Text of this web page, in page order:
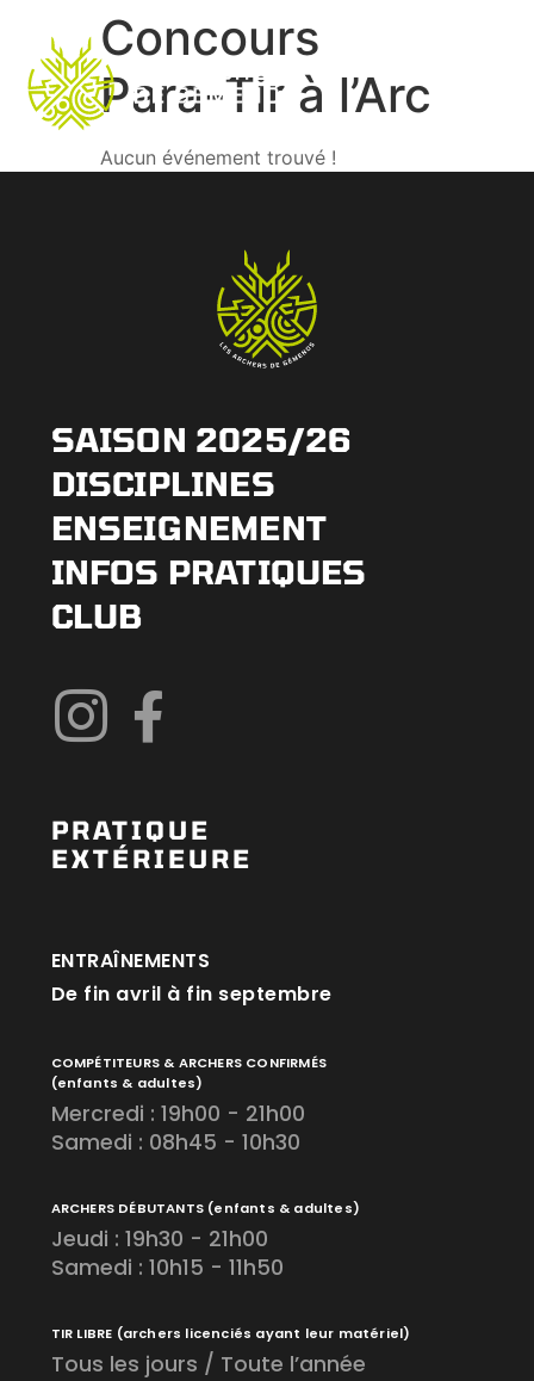
Concours
Para-Tir à l’Arc
Aucun événement trouvé !
SAISON 2025/26
DISCIPLINES
ENSEIGNEMENT
INFOS PRATIQUES
CLUB
PRATIQUE
EXTÉRIEURE
ENTRAÎNEMENTS
De fin avril à fin septembre
COMPÉTITEURS & ARCHERS CONFIRMÉS
(enfants & adultes)
Mercredi : 19h00 - 21h00
Samedi : 08h45 - 10h30
ARCHERS DÉBUTANTS (enfants & adultes)
Jeudi : 19h30 - 21h00
Samedi : 10h15 - 11h50
TIR LIBRE (archers licenciés ayant leur matériel)
Tous les jours / Toute l’année